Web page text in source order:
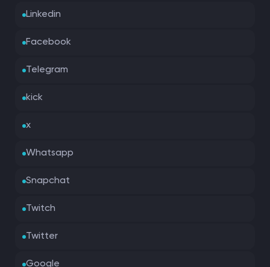
Linkedin
Facebook
Telegram
kick
x
Whatsapp
Snapchat
Twitch
Twitter
Google